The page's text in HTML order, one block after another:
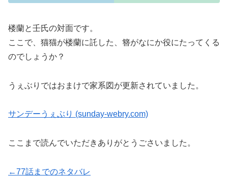
楼蘭と壬氏の対面です。
ここで、猫猫が楼蘭に託した、簪がなにか役にたってくる
のでしょうか？
うぇぶりではおまけで家系図が更新されていました。
サンデーうぇぶり (sunday-webry.com)
ここまで読んでいただきありがとうごさいました。
←77話までのネタバレ